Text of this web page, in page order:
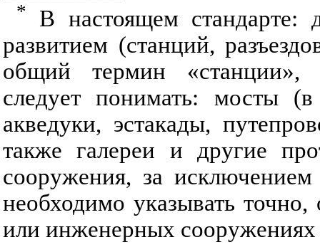
*
В настоящем стандарте:
развитием (станций,
общий термин «станции»,
следует понимать: мосты
акведуки, эстакады,
также галереи и другие
сооружения, за
необходимо указывать
или инженерных сооружениях